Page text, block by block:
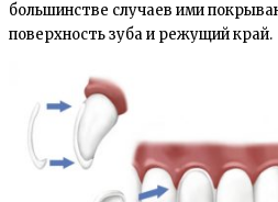
большинстве случаев ими
поверхность зуба и режущий край.